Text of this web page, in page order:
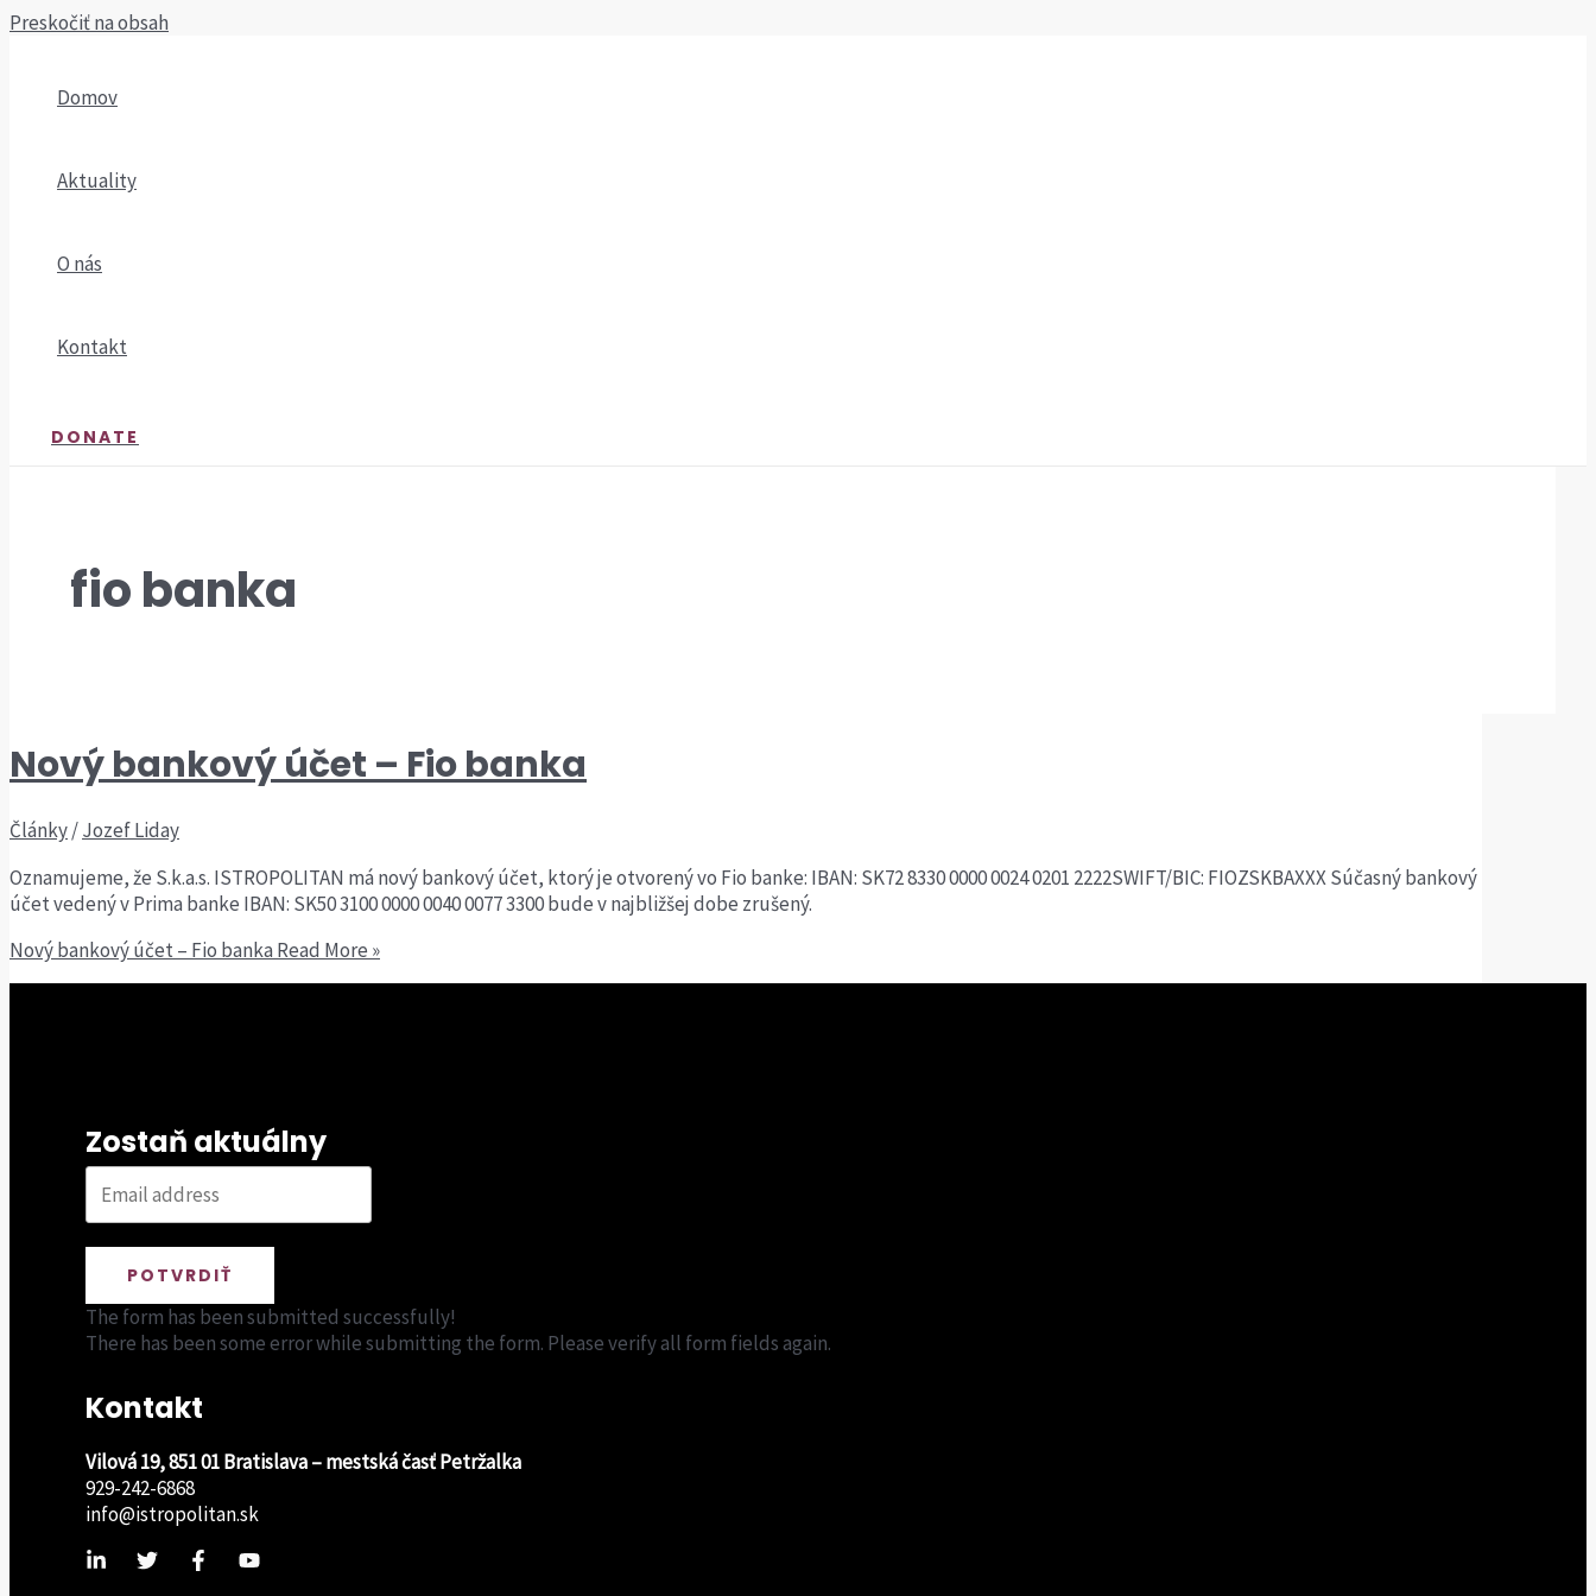
Preskočiť na obsah
Domov
Aktuality
O nás
Kontakt
DONATE
fio banka
Nový bankový účet – Fio banka
Články/Jozef Liday
Oznamujeme, že S.k.a.s. ISTROPOLITAN má nový bankový účet, ktorý je otvorený vo Fio banke: IBAN: SK72 8330 0000 0024 0201 2222SWIFT/BIC: FIOZSKBAXXX Súčasný bankový
účet vedený v Prima banke IBAN: SK50 3100 0000 0040 0077 3300 bude v najbližšej dobe zrušený.
Nový bankový účet – Fio banka Read More »
Zostaň aktuálny
POTVRDIŤ
The form has been submitted successfully!
There has been some error while submitting the form. Please verify all form fields again.
Kontakt
Vilová 19, 851 01 Bratislava – mestská časť Petržalka
929-242-6868
info@istropolitan.sk